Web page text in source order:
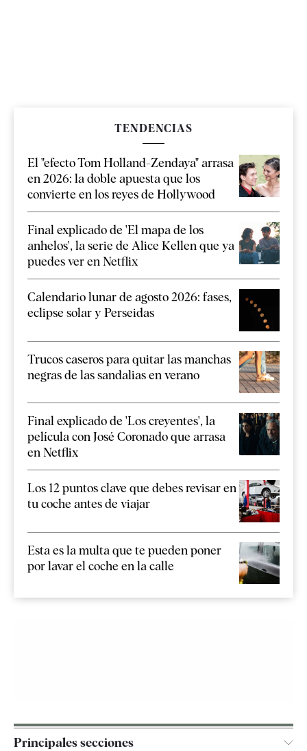
TENDENCIAS
El "efecto Tom Holland-Zendaya" arrasa
en 2026: la doble apuesta que los
convierte en los reyes de Hollywood
Final explicado de 'El mapa de los
anhelos', la serie de Alice Kellen que ya
puedes ver en Netflix
Calendario lunar de agosto 2026: fases,
eclipse solar y Perseidas
Trucos caseros para quitar las manchas
negras de las sandalias en verano
Final explicado de 'Los creyentes', la
película con José Coronado que arrasa
en Netflix
Los 12 puntos clave que debes revisar en
tu coche antes de viajar
Esta es la multa que te pueden poner
por lavar el coche en la calle
Principales secciones